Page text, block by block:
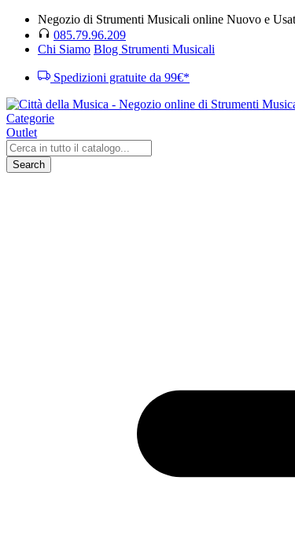
Negozio di Strumenti Musicali online Nuovo e
085.79.96.209
Chi Siamo Blog Strumenti Musicali
Spedizioni gratuite da 99€*
Categorie
Outlet
Search